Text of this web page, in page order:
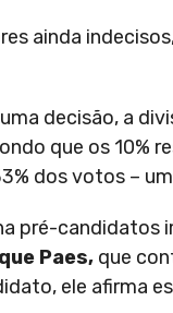
ainda
decisão, a
que os
dos votos –
pré-candidatos
Paes, que
ele afirma